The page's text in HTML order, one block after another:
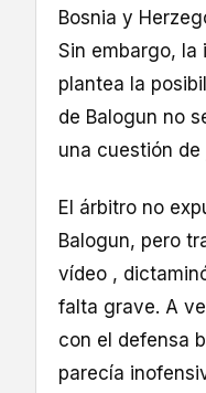
Bosnia y
Sin embargo, la
plantea la
de Balogun no
una cuestión
El árbitro no
Balogun, pero
vídeo ,
falta grave. A
con el defensa
parecía